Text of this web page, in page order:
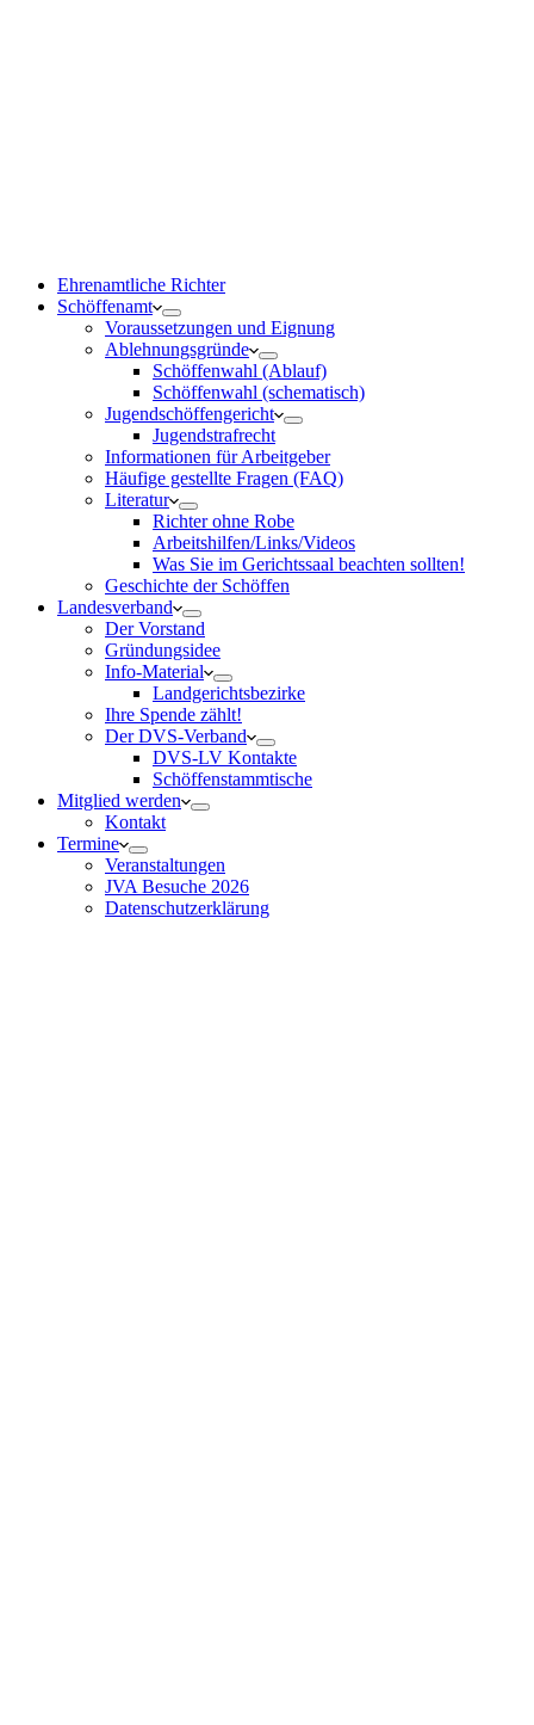
Ehrenamtliche Richter
Schöffenamt
Voraussetzungen und Eignung
Ablehnungsgründe
Schöffenwahl (Ablauf)
Schöffenwahl (schematisch)
Jugendschöffengericht
Jugendstrafrecht
Informationen für Arbeitgeber
Häufige gestellte Fragen (FAQ)
Literatur
Richter ohne Robe
Arbeitshilfen/Links/Videos
Was Sie im Gerichtssaal beachten sollten!
Geschichte der Schöffen
Landesverband
Der Vorstand
Gründungsidee
Info-Material
Landgerichtsbezirke
Ihre Spende zählt!
Der DVS-Verband
DVS-LV Kontakte
Schöffenstammtische
Mitglied werden
Kontakt
Termine
Veranstaltungen
JVA Besuche 2026
Datenschutz­erklärung